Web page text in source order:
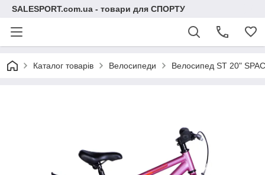
SALESPORT.com.ua - товари для СПОРТУ
Каталог товарів Велосипеди Велосипед ST 20"